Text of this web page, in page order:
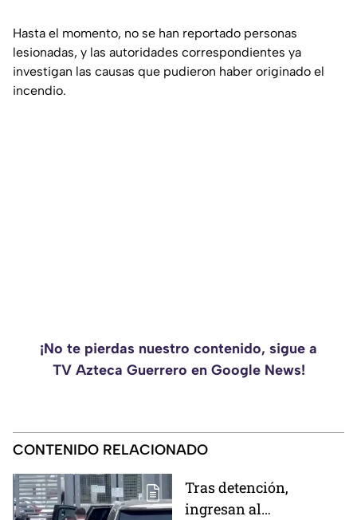
Hasta el momento, no se han reportado personas
lesionadas, y las autoridades correspondientes ya
investigan las causas que pudieron haber originado el
incendio.
¡No te pierdas nuestro contenido, sigue a
TV Azteca Guerrero en Google News!
CONTENIDO RELACIONADO
Tras detención,
ingresan al